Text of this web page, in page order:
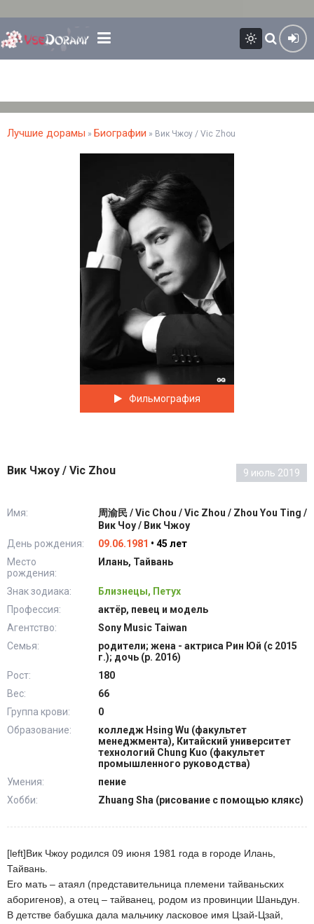
Лучшие дорамы » Биографии » Вик Чжоу / Vic Zhou
Фильмография
Вик Чжоу / Vic Zhou 9 июль 2019
Имя:
周渝民 / Vic Chou / Vic Zhou / Zhou You Ting /
Вик Чоу / Вик Чжоу
День рождения:
09.06.1981 • 45 лет
Место
рождения:
Илань, Тайвань
Знак зодиака:
Близнецы, Петух
Профессия:
актёр, певец и модель
Агентство:
Sony Music Taiwan
Семья:
родители; жена - актриса Рин Юй (с 2015
г.); дочь (р. 2016)
Рост:
180
Вес:
66
Группа крови:
0
Образование:
колледж Hsing Wu (факультет
менеджмента), Китайский университет
технологий Chung Kuo (факультет
промышленного руководства)
Умения:
пение
Хобби:
Zhuang Sha (рисование с помощью клякс)
[left]Вик Чжоу родился 09 июня 1981 года в городе Илань,
Тайвань.
Его мать – атаял (представительница племени тайваньских
аборигенов), а отец – тайванец, родом из провинции Шаньдун.
В детстве бабушка дала мальчику ласковое имя Цзай-Цзай,